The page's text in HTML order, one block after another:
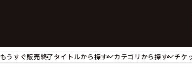
もうすぐ販売終了タイトルから探す
カテゴリから探す
チケ